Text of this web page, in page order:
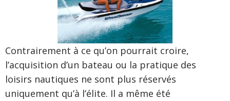
Contrairement à ce qu’on pourrait croire,
l’acquisition d’un bateau ou la pratique des
loisirs nautiques ne sont plus réservés
uniquement qu’à l’élite. Il a même été